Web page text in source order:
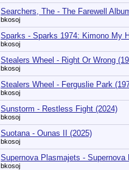
Searchers, The - The Farewell
bkosoj
Sparks - Sparks 1974: Kimono My
bkosoj
Stealers Wheel - Right Or Wrong
bkosoj
Stealers Wheel - Ferguslie Park
bkosoj
Sunstorm - Restless Fight (2024)
bkosoj
Suotana - Ounas II (2025)
bkosoj
Supernova Plasmajets - Supernova
bkosoj